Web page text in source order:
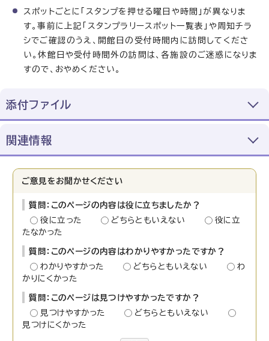
スポットごとに「スタンプを押せる曜日や時間」が異なりま
す。事前に上記「スタンプラリースポット一覧表」や周知チラ
シでご確認のうえ、開館日の受付時間内に訪問してくださ
い。休館日や受付時間外の訪問は、各施設のご迷惑になりま
すので、おやめください。
添付ファイル
関連情報
ご意見をお聞かせください
質問：このページの内容は役に立ちましたか？
役に立った
どちらともいえない
役に立
たなかった
質問：このページの内容はわかりやすかったですか？
わかりやすかった
どちらともいえない
わ
かりにくかった
質問：このページは見つけやすかったですか？
見つけやすかった
どちらともいえない
見つけにくかった